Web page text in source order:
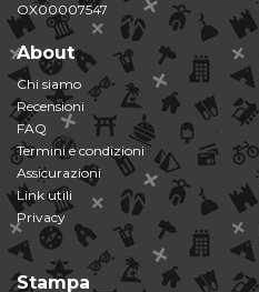
OX00007547
About
Chi siamo
Recensioni
FAQ
Termini e condizioni
Assicurazioni
Link utili
Privacy
Stampa